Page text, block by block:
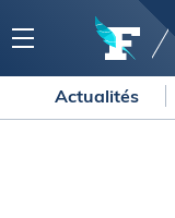
Actualités